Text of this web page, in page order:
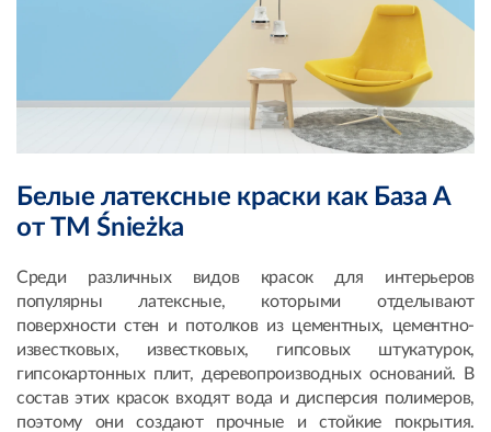
Белые латексные краски как База А
от ТМ Śnieżka
Среди различных видов красок для интерьеров
популярны латексные, которыми отделывают
поверхности стен и потолков из цементных, цементно-
известковых, известковых, гипсовых штукатурок,
гипсокартонных плит, деревопроизводных оснований. В
состав этих красок входят вода и дисперсия полимеров,
поэтому они создают прочные и стойкие покрытия.